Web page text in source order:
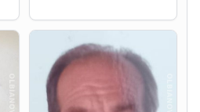
Renzo Murrai
5 agosto 2026